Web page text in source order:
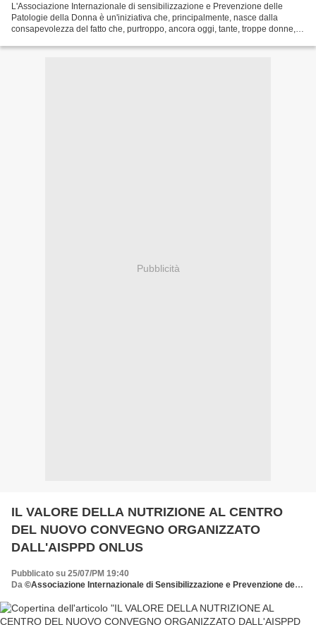
L'Associazione Internazionale di sensibilizzazione e Prevenzione delle
Patologie della Donna è un'iniziativa che, principalmente, nasce dalla
consapevolezza del fatto che, purtroppo, ancora oggi, tante, troppe donne,
Pubblicità
IL VALORE DELLA NUTRIZIONE AL CENTRO
DEL NUOVO CONVEGNO ORGANIZZATO
DALL'AISPPD ONLUS
Pubblicato su 25/07/PM 19:40
Da ©Associazione Internazionale di Sensibilizzazione e Prevenzione delle Patologie della Donna dona all'AISPPD o.n.l.u.s. il tuo 5 x mille C.F. 92029900583